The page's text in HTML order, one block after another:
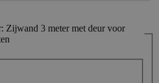
Zijwand 3 meter met deur voor